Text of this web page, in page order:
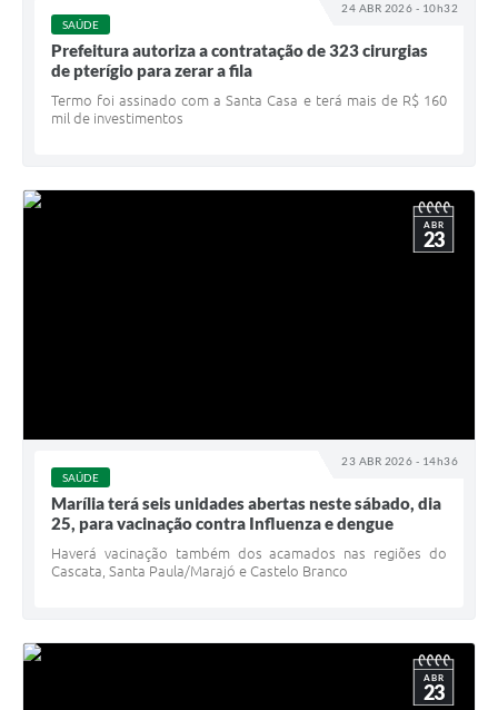
24 ABR 2026 - 10h32
SAÚDE
Prefeitura autoriza a contratação de 323 cirurgias
de pterígio para zerar a fila
Termo foi assinado com a Santa Casa e terá mais de R$ 160
mil de investimentos
23 ABR 2026 - 14h36
ABR
23
SAÚDE
Marília terá seis unidades abertas neste sábado, dia
25, para vacinação contra Influenza e dengue
Haverá vacinação também dos acamados nas regiões do
Cascata, Santa Paula/Marajó e Castelo Branco
ABR
23